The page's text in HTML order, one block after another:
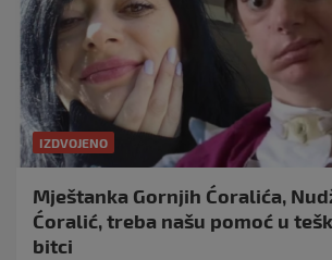
IZDVOJENO
Mještanka Gornjih Ćoralića,
Ćoralić, treba našu pomoć u
bitci